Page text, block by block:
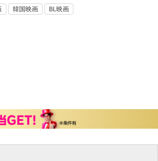
韓国映画
BL映画